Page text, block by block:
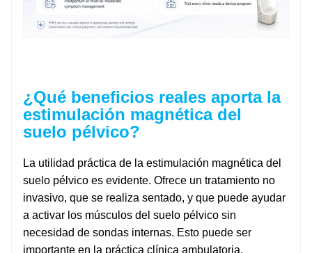
¿Qué beneficios reales aporta la
estimulación magnética del
suelo pélvico?
La utilidad práctica de la estimulación magnética del
suelo pélvico es evidente. Ofrece un tratamiento no
invasivo, que se realiza sentado, y que puede ayudar
a activar los músculos del suelo pélvico sin
necesidad de sondas internas. Esto puede ser
importante en la práctica clínica ambulatoria,